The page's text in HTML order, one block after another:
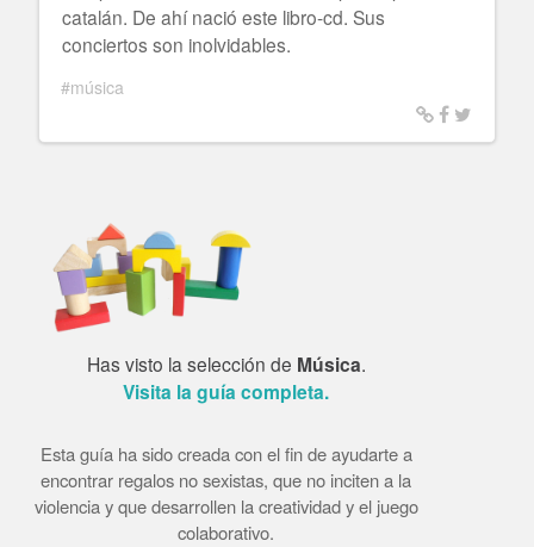
catalán. De ahí nació este libro-cd. Sus
conciertos son inolvidables.
#música
Has visto la selección de Música.
Visita la guía completa.
Esta guía ha sido creada con el fin de ayudarte a
encontrar regalos no sexistas, que no inciten a la
violencia y que desarrollen la creatividad y el juego
colaborativo.